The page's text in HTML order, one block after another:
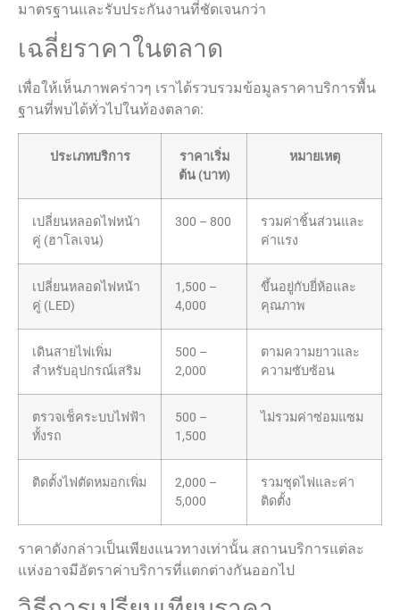
มาตรฐานและรับประกันงานที่ชัดเจนกว่า
เฉลี่ยราคาในตลาด
เพื่อให้เห็นภาพคร่าวๆ เราได้รวบรวมข้อมูลราคาบริการพื้น
ฐานที่พบได้ทั่วไปในท้องตลาด:
ประเภทบริการ
ราคาเริ่ม
ต้น (บาท)
หมายเหตุ
เปลี่ยนหลอดไฟหน้า
คู่ (ฮาโลเจน)
300 – 800
รวมค่าชิ้นส่วนและ
ค่าแรง
เปลี่ยนหลอดไฟหน้า
คู่ (LED)
1,500 –
4,000
ขึ้นอยู่กับยี่ห้อและ
คุณภาพ
เดินสายไฟเพิ่ม
สำหรับอุปกรณ์เสริม
500 –
2,000
ตามความยาวและ
ความซับซ้อน
ตรวจเช็คระบบไฟฟ้า
ทั้งรถ
500 –
1,500
ไม่รวมค่าซ่อมแซม
ติดตั้งไฟตัดหมอกเพิ่ม
2,000 –
5,000
รวมชุดไฟและค่า
ติดตั้ง
ราคาดังกล่าวเป็นเพียงแนวทางเท่านั้น สถานบริการแต่ละ
แห่งอาจมีอัตราค่าบริการที่แตกต่างกันออกไป